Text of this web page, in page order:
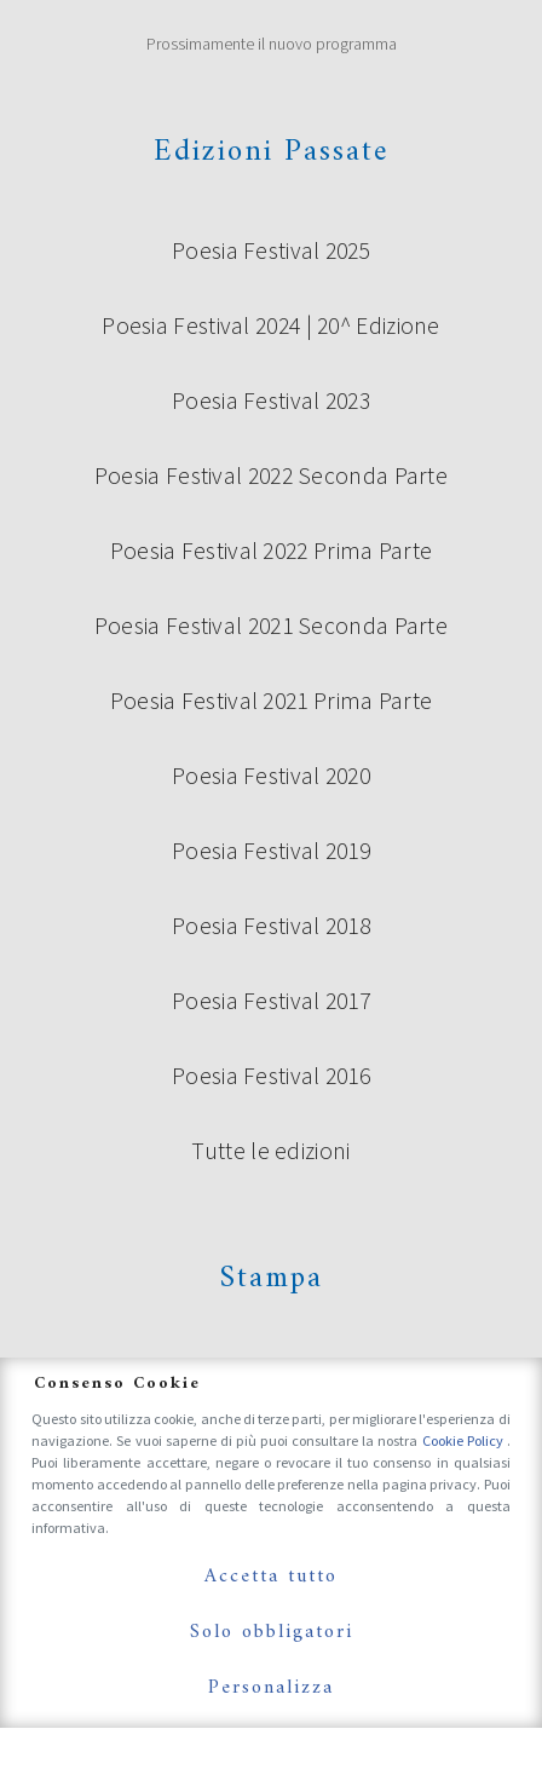
Prossimamente il nuovo programma
Edizioni Passate
Poesia Festival 2025
Poesia Festival 2024 | 20^ Edizione
Poesia Festival 2023
Poesia Festival 2022 Seconda Parte
Poesia Festival 2022 Prima Parte
Poesia Festival 2021 Seconda Parte
Poesia Festival 2021 Prima Parte
Poesia Festival 2020
Poesia Festival 2019
Poesia Festival 2018
Poesia Festival 2017
Poesia Festival 2016
Tutte le edizioni
Stampa
Accrediti Stampa e Fotografi
Follow Us On
Consenso Cookie
Questo sito utilizza cookie, anche di terze parti, per migliorare l'esperienza di
navigazione. Se vuoi saperne di più puoi consultare la nostra Cookie Policy .
Puoi liberamente accettare, negare o revocare il tuo consenso in qualsiasi
momento accedendo al pannello delle preferenze nella pagina privacy. Puoi
acconsentire all'uso di queste tecnologie acconsentendo a questa
informativa.
Accetta tutto
Solo obbligatori
Personalizza